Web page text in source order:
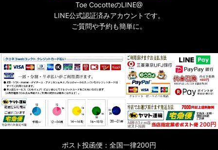
Toe CocotteのLINE@
LINE公式認証済みアカウントです。
ご質問や予約も簡単に。
ポスト投函便：全国一律200円